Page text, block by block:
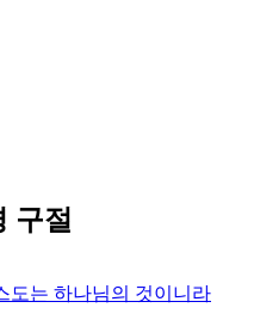
구절
도는 하나님의 것이니라